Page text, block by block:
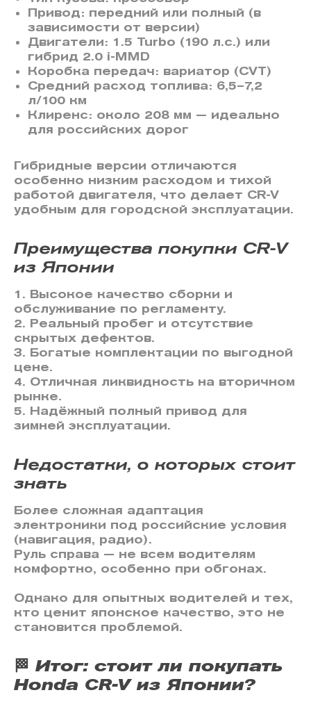
Привод: передний или полный (в
зависимости от версии)
Двигатели: 1.5 Turbo (190 л.с.) или
гибрид 2.0 i-MMD
Коробка передач: вариатор (CVT)
Средний расход топлива: 6,5–7,2
л/100 км
Клиренс: около 208 мм — идеально
для российских дорог
Гибридные версии отличаются
особенно низким расходом и тихой
работой двигателя, что делает CR-V
удобным для городской эксплуатации.
Преимущества покупки CR-V
из Японии
1. Высокое качество сборки и
обслуживание по регламенту.
2. Реальный пробег и отсутствие
скрытых дефектов.
3. Богатые комплектации по выгодной
цене.
4. Отличная ликвидность на вторичном
рынке.
5. Надёжный полный привод для
зимней эксплуатации.
Недостатки, о которых стоит
знать
Более сложная адаптация
электроники под российские условия
(навигация, радио).
Руль справа — не всем водителям
комфортно, особенно при обгонах.
Однако для опытных водителей и тех,
кто ценит японское качество, это не
становится проблемой.
🏁 Итог: стоит ли покупать
Honda CR-V из Японии?